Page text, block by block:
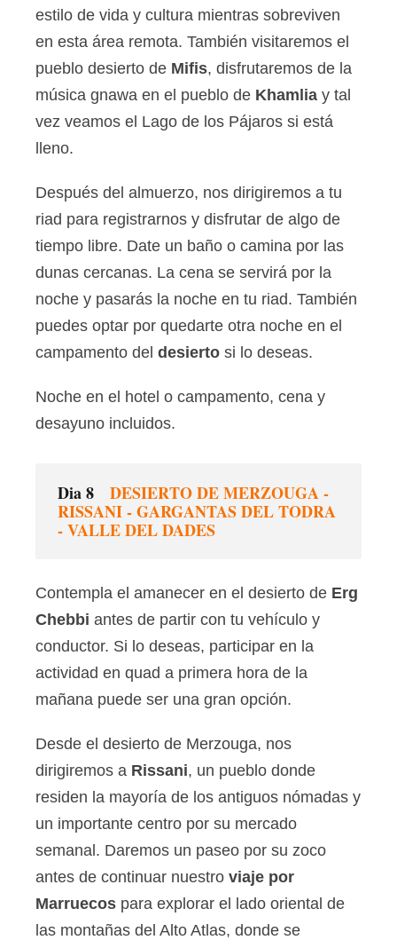
estilo de vida y cultura mientras sobreviven
en esta área remota. También visitaremos el
pueblo desierto de Mifis, disfrutaremos de la
música gnawa en el pueblo de Khamlia y tal
vez veamos el Lago de los Pájaros si está
lleno.
Después del almuerzo, nos dirigiremos a tu
riad para registrarnos y disfrutar de algo de
tiempo libre. Date un baño o camina por las
dunas cercanas. La cena se servirá por la
noche y pasarás la noche en tu riad. También
puedes optar por quedarte otra noche en el
campamento del desierto si lo deseas.
Noche en el hotel o campamento, cena y
desayuno incluidos.
Dia 8
DESIERTO DE MERZOUGA -
RISSANI - GARGANTAS DEL TODRA
- VALLE DEL DADES
Contempla el amanecer en el desierto de Erg
Chebbi antes de partir con tu vehículo y
conductor. Si lo deseas, participar en la
actividad en quad a primera hora de la
mañana puede ser una gran opción.
Desde el desierto de Merzouga, nos
dirigiremos a Rissani, un pueblo donde
residen la mayoría de los antiguos nómadas y
un importante centro por su mercado
semanal. Daremos un paseo por su zoco
antes de continuar nuestro viaje por
Marruecos para explorar el lado oriental de
las montañas del Alto Atlas, donde se